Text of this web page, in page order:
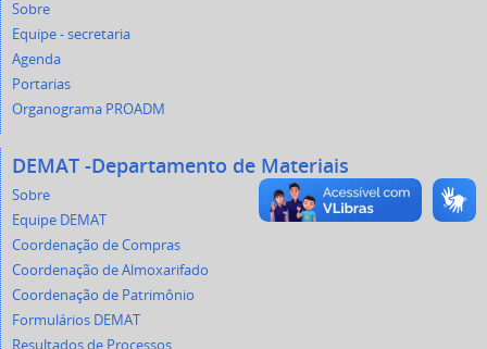
Sobre
Equipe - secretaria
Agenda
Portarias
Organograma PROADM
DEMAT -Departamento de Materiais
Sobre
Equipe DEMAT
Coordenação de Compras
Coordenação de Almoxarifado
Coordenação de Patrimônio
Formulários DEMAT
Resultados de Processos